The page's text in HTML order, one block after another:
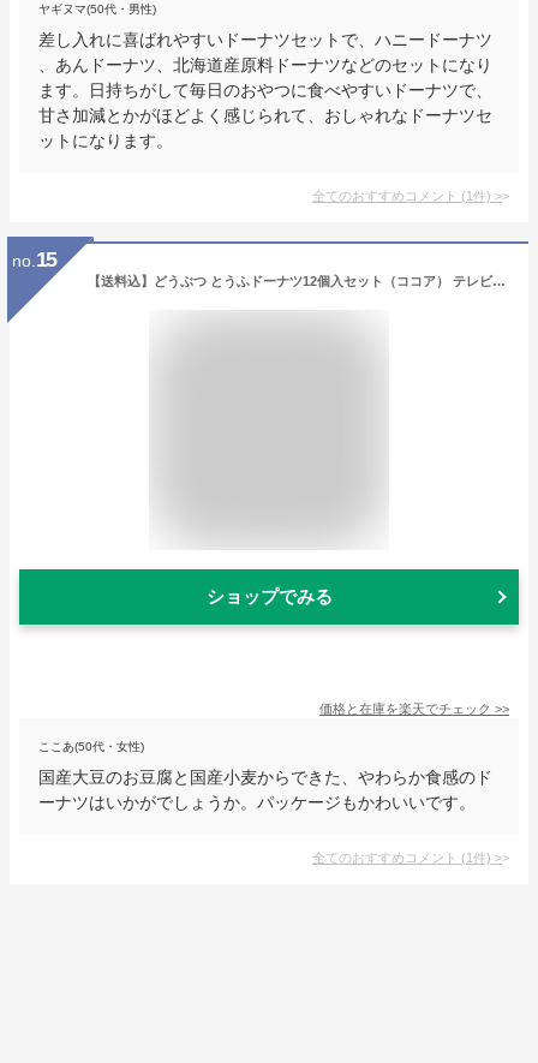
ヤギヌマ(50代・男性)
差し入れに喜ばれやすいドーナツセットで、ハニードーナツ
、あんドーナツ、北海道産原料ドーナツなどのセットになり
ます。日持ちがして毎日のおやつに食べやすいドーナツで、
甘さ加減とかがほどよく感じられて、おしゃれなドーナツセ
ットになります。
全てのおすすめコメント (1件) >
no. 15
【送料込】どうぶつ とうふドーナツ12個入セット（ココア） テレビでも話題？！あなたもチャレンジ？青空朝市名物とうふドーナツ積み放題でお馴染みの豆腐ドーナツ国産大豆100％ 豆腐 おやつ 個包装
ショップでみる
価格と在庫を楽天でチェック >>
ここあ(50代・女性)
国産大豆のお豆腐と国産小麦からできた、やわらか食感のド
ーナツはいかがでしょうか。パッケージもかわいいです。
全てのおすすめコメント (1件) >